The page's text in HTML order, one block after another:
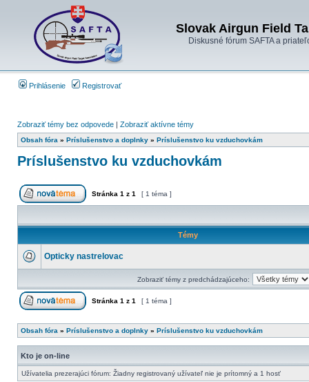
Slovak Airgun Field
Diskusné fórum SAFTA a
Prihlásenie Registrovať
Zobraziť témy bez odpovede | Zobraziť aktívne témy
Obsah fóra » Príslušenstvo a doplnky » Príslušenstvo ku vzduchovkám
Príslušenstvo ku vzduchovkám
Stránka 1 z 1 [ 1 téma ]
Témy
Opticky nastrelovac
Zobraziť témy z predchádzajúceho:
Stránka 1 z 1 [ 1 téma ]
Obsah fóra » Príslušenstvo a doplnky » Príslušenstvo ku vzduchovkám
Kto je on-line
Užívatelia prezerajúci fórum: Žiadny registrovaný užívateľ nie je prítomný a 1 hosť